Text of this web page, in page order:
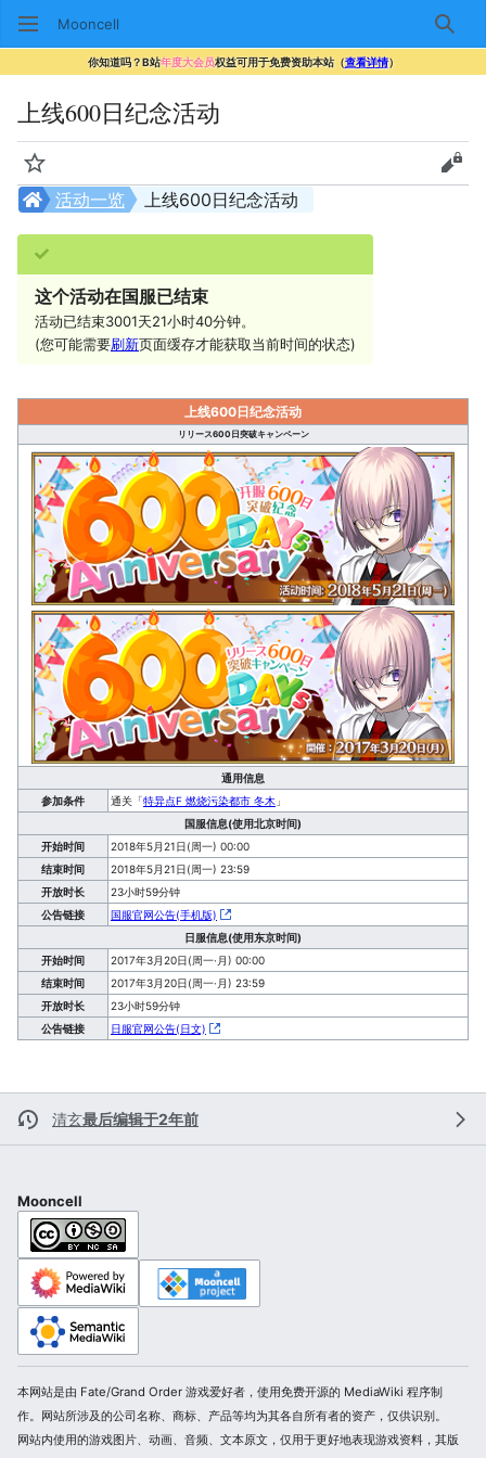
Mooncell 搜索
你知道吗？B站年度大会员权益可用于免费资助本站（查看详情）
上线600日纪念活动
监视 查看
上线600日纪念活动
活动一览
这个活动在国服已结束
活动已结束3001天21小时40分钟。
(您可能需要刷新页面缓存才能获取当前时间的状态)
上线600日纪念活动
リリース600日突破キャンペーン
通用信息
参加条件
通关「特异点F 燃烧污染都市 冬木 」
国服信息(使用北京时间)
开始时间
2018年5月21日(周一) 00:00
结束时间
2018年5月21日(周一) 23:59
开放时长
23小时59分钟
公告链接
国服官网公告(手机版)
日服信息(使用东京时间)
开始时间
2017年3月20日(周一·月) 00:00
结束时间
2017年3月20日(周一·月) 23:59
开放时长
23小时59分钟
公告链接
日服官网公告(日文)
清玄最后编辑于2年前
Mooncell
本网站是由 Fate/Grand Order 游戏爱好者，使用免费开源的 MediaWiki 程序制
作。网站所涉及的公司名称、商标、产品等均为其各自所有者的资产，仅供识别。
网站内使用的游戏图片、动画、音频、文本原文，仅用于更好地表现游戏资料，其版